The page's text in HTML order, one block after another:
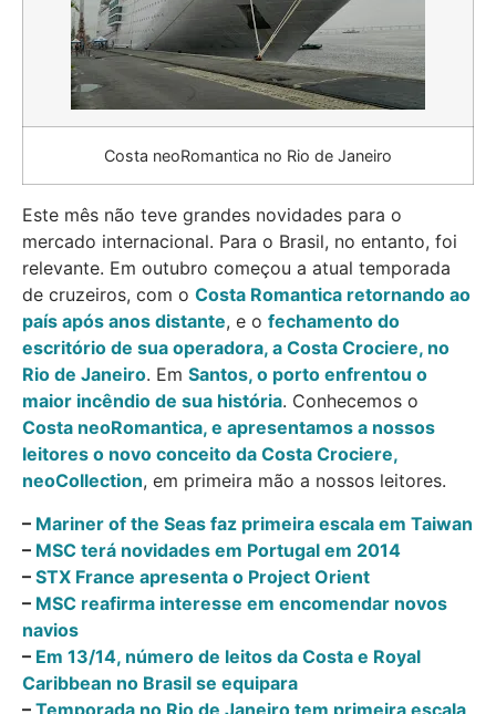
Costa neoRomantica no Rio de Janeiro
Este mês não teve grandes novidades para o
mercado internacional. Para o Brasil, no entanto, foi
relevante. Em outubro começou a atual temporada
de cruzeiros, com o Costa Romantica retornando ao
país após anos distante, e o fechamento do
escritório de sua operadora, a Costa Crociere, no
Rio de Janeiro. Em Santos, o porto enfrentou o
maior incêndio de sua história. Conhecemos o
Costa neoRomantica, e apresentamos a nossos
leitores o novo conceito da Costa Crociere,
neoCollection, em primeira mão a nossos leitores.
– Mariner of the Seas faz primeira escala em Taiwan
– MSC terá novidades em Portugal em 2014
– STX France apresenta o Project Orient
– MSC reafirma interesse em encomendar novos
navios
– Em 13/14, número de leitos da Costa e Royal
Caribbean no Brasil se equipara
– Temporada no Rio de Janeiro tem primeira escala